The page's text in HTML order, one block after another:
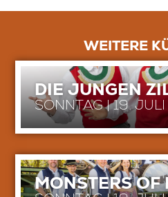
WEITERE
DIE JUNGEN
SONNTAG | 19.
MONSTERS OF